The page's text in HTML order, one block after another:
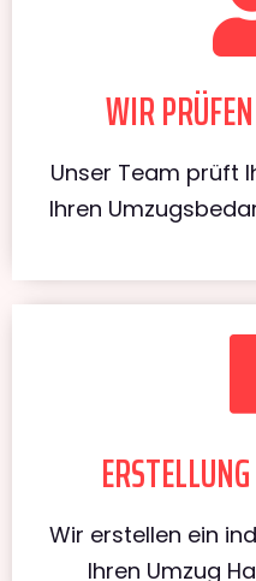
WIR
Unser Team prüft
Ihren
Wir erstellen ein
Ihren Umzug